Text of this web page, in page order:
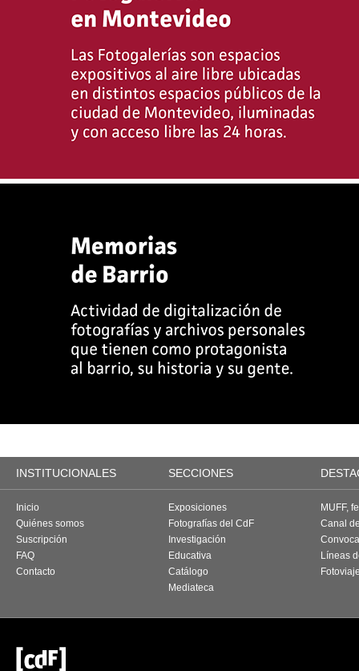
INSTITUCIONALES SECCIONES
Inicio
Quiénes somos
Suscripción
FAQ
Contacto
Exposiciones
Fotografías del CdF
Investigación
Educativa
Catálogo
Mediateca
MUFF,
Canal
Líneas